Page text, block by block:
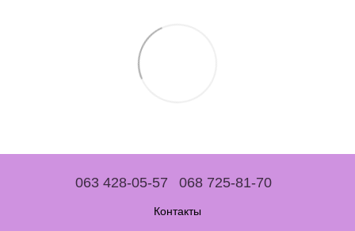
063 428-05-57 068 725-81-70
Контакты